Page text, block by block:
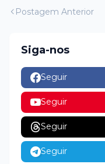
Postagem Anterior
Siga-nos
Seguir
Seguir
Seguir
Seguir